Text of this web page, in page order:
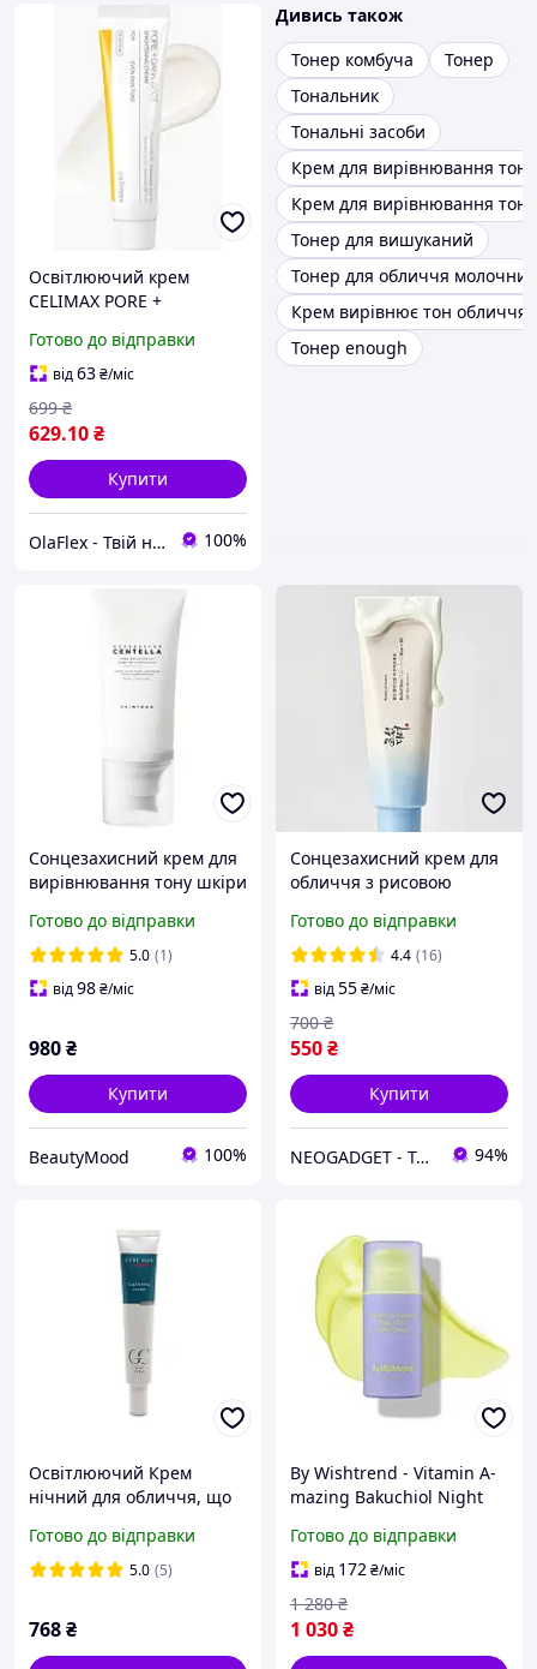
Освітлюючий крем
CELIMAX PORE +
Cream 35 ml
вирівнювання тону та
боротьба з темними
плямами
Готово до відправки
від63₴/міс
629.10₴
699 ₴
Купити
OlaFlex - Твій надійний партнер в світі краси! 100%
Дивись також
Тонер комбуча
Тонер
Тональник
Тональні засоби
Крем для вирівнювання тону
Крем для вирівнювання
Тонер для вишуканий
Тонер для обличчя
Крем вирівнює тон обличчя
Тонер enough
Сонцезахисний крем для
вирівнювання тону шкіри
Centella Tone Brightening
Tone-Up Sunscreen 50ml
Готово до відправки
5.0 (1)
від98₴/міс
980₴
Купити
BeautyMood 100%
Сонцезахисний крем для
обличчя з рисовою
Relief Sun Aqua-Fresh:
Rice + B5 SPF50+/PA++++
50ml
Готово до відправки
4.4 (16)
від55₴/міс
550₴
700 ₴
Купити
NEOGADGET - Твій провідник у світ сучасної техніки! 94%
Освітлюючий Крем
нічний для обличчя, що
живильний і
зволожуючий Cure Skin
Готово до відправки
5.0 (5)
768₴
By Wishtrend - Vitamin A-
mazing Bakuchiol Night
обличчя з вітаміном А і
бакучиолом - 30ml
Готово до відправки
від 172₴/міс
1 030₴
1 280 ₴